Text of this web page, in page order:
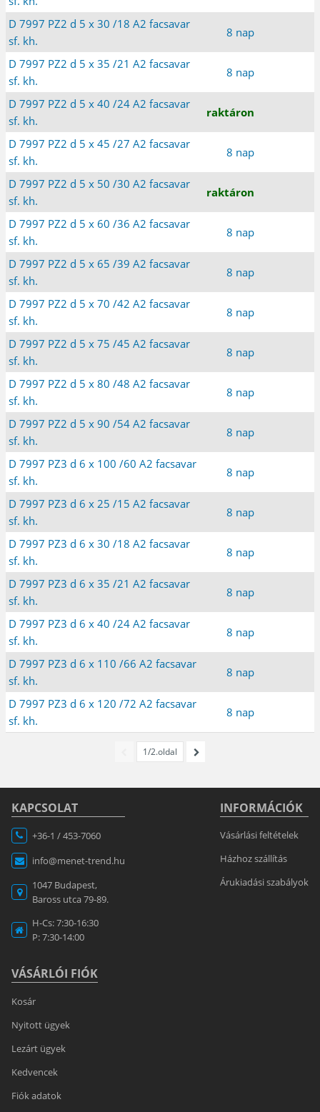
D 7997 PZ2 d 5 x 30 /18 A2 facsavar
sf. kh.
8 nap
D 7997 PZ2 d 5 x 35 /21 A2 facsavar
sf. kh.
8 nap
D 7997 PZ2 d 5 x 40 /24 A2 facsavar
sf. kh.
raktáron
D 7997 PZ2 d 5 x 45 /27 A2 facsavar
sf. kh.
8 nap
D 7997 PZ2 d 5 x 50 /30 A2 facsavar
sf. kh.
raktáron
D 7997 PZ2 d 5 x 60 /36 A2 facsavar
sf. kh.
8 nap
D 7997 PZ2 d 5 x 65 /39 A2 facsavar
sf. kh.
8 nap
D 7997 PZ2 d 5 x 70 /42 A2 facsavar
sf. kh.
8 nap
D 7997 PZ2 d 5 x 75 /45 A2 facsavar
sf. kh.
8 nap
D 7997 PZ2 d 5 x 80 /48 A2 facsavar
sf. kh.
8 nap
D 7997 PZ2 d 5 x 90 /54 A2 facsavar
sf. kh.
8 nap
D 7997 PZ3 d 6 x 100 /60 A2 facsavar
sf. kh.
8 nap
D 7997 PZ3 d 6 x 25 /15 A2 facsavar
sf. kh.
8 nap
D 7997 PZ3 d 6 x 30 /18 A2 facsavar
sf. kh.
8 nap
D 7997 PZ3 d 6 x 35 /21 A2 facsavar
sf. kh.
8 nap
D 7997 PZ3 d 6 x 40 /24 A2 facsavar
sf. kh.
8 nap
D 7997 PZ3 d 6 x 110 /66 A2 facsavar
sf. kh.
8 nap
D 7997 PZ3 d 6 x 120 /72 A2 facsavar
sf. kh.
8 nap
1/2.oldal
KAPCSOLAT
+36-1 / 453-7060
info@menet-trend.hu
1047 Budapest,
Baross utca 79-89.
H-Cs: 7:30-16:30
P: 7:30-14:00
VÁSÁRLÓI FIÓK
Kosár
Nyitott ügyek
Lezárt ügyek
Kedvencek
Fiók adatok
INFORMÁCIÓK
Vásárlási feltételek
Házhoz szállítás
Árukiadási szabályok